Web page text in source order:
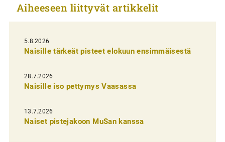
k
e
l
i
e
n
e
Aiheeseen liittyvät artikkelit
5.8.2026
Naisille tärkeät pisteet elokuun ensimmäisestä
28.7.2026
Naisille iso pettymys Vaasassa
13.7.2026
Naiset pistejakoon MuSan kanssa